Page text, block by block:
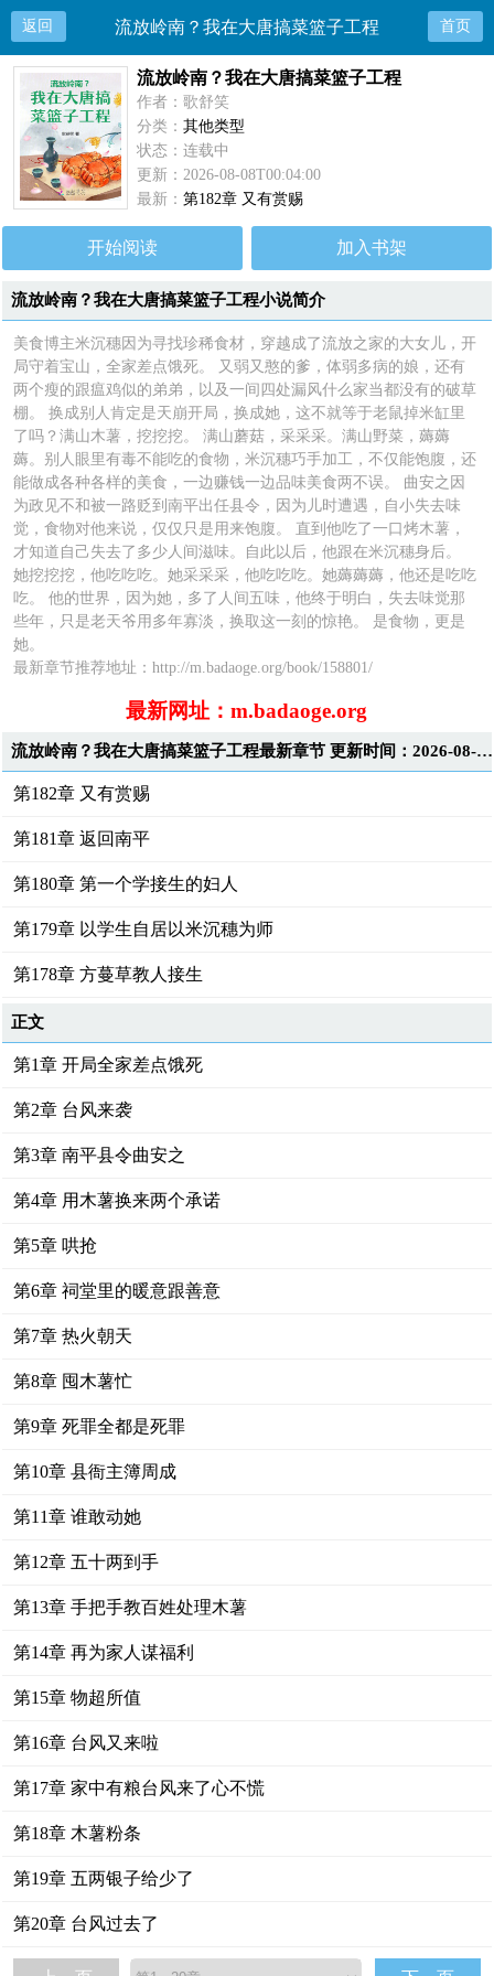
返回 流放岭南？我在大唐搞菜篮子工程 首页
流放岭南？我在大唐搞菜篮子工程
作者：歌舒笑
分类：其他类型
状态：连载中
更新：2026-08-08T00:04:00
最新：第182章 又有赏赐
开始阅读 加入书架
流放岭南？我在大唐搞菜篮子工程小说简介
美食博主米沉穗因为寻找珍稀食材，穿越成了流放之家的大女儿，开
局守着宝山，全家差点饿死。 又弱又憨的爹，体弱多病的娘，还有
两个瘦的跟瘟鸡似的弟弟，以及一间四处漏风什么家当都没有的破草
棚。 换成别人肯定是天崩开局，换成她，这不就等于老鼠掉米缸里
了吗？满山木薯，挖挖挖。 满山蘑菇，采采采。满山野菜，薅薅
薅。别人眼里有毒不能吃的食物，米沉穗巧手加工，不仅能饱腹，还
能做成各种各样的美食，一边赚钱一边品味美食两不误。 曲安之因
为政见不和被一路贬到南平出任县令，因为儿时遭遇，自小失去味
觉，食物对他来说，仅仅只是用来饱腹。 直到他吃了一口烤木薯，
才知道自己失去了多少人间滋味。自此以后，他跟在米沉穗身后。
她挖挖挖，他吃吃吃。她采采采，他吃吃吃。她薅薅薅，他还是吃吃
吃。 他的世界，因为她，多了人间五味，他终于明白，失去味觉那
些年，只是老天爷用多年寡淡，换取这一刻的惊艳。 是食物，更是
她。
最新章节推荐地址：http://m.badaoge.org/book/158801/
最新网址：m.badaoge.org
流放岭南？我在大唐搞菜篮子工程最新章节 更新时间：2026-08-08T00:04:00
第182章 又有赏赐
第181章 返回南平
第180章 第一个学接生的妇人
第179章 以学生自居以米沉穗为师
第178章 方蔓草教人接生
正文
第1章 开局全家差点饿死
第2章 台风来袭
第3章 南平县令曲安之
第4章 用木薯换来两个承诺
第5章 哄抢
第6章 祠堂里的暖意跟善意
第7章 热火朝天
第8章 囤木薯忙
第9章 死罪全都是死罪
第10章 县衙主簿周成
第11章 谁敢动她
第12章 五十两到手
第13章 手把手教百姓处理木薯
第14章 再为家人谋福利
第15章 物超所值
第16章 台风又来啦
第17章 家中有粮台风来了心不慌
第18章 木薯粉条
第19章 五两银子给少了
第20章 台风过去了